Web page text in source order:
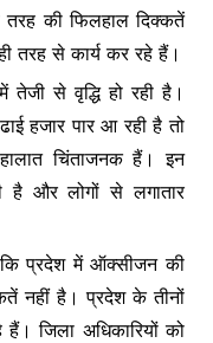
की फिलहाल दिक्कतें
तरह से कार्य कर रहे हैं।
तेजी से वृद्धि हो रही है।
हजार पार आ रही है तो
चिंताजनक हैं। इन
है और लोगों से लगातार
कि प्रदेश में ऑक्सीजन की
नहीं है। प्रदेश के तीनों
जिला अधिकारियों को